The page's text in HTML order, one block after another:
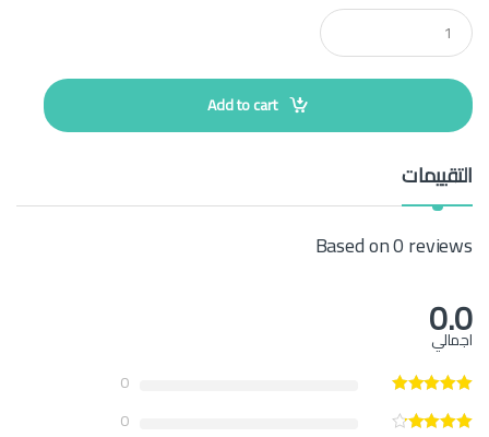
Q
u
a
t
i
Add to cart
التقييمات
Based on 0 reviews
0.0
اجمالي
0
0